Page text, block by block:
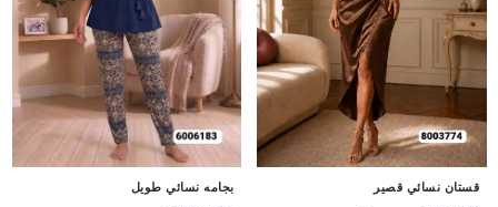
قستان نسائي قصير بجامه نسائي طويل